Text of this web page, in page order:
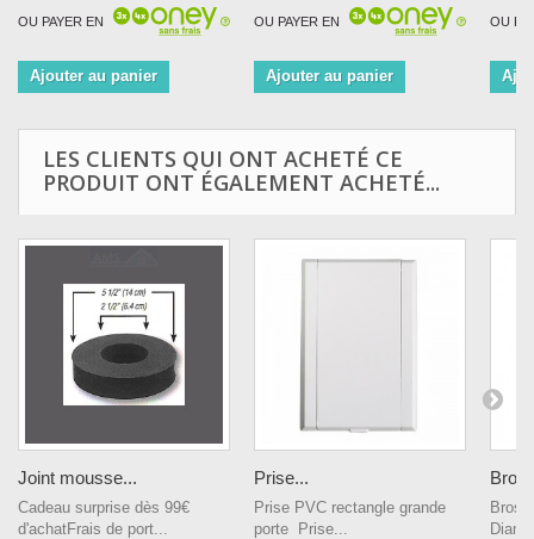
OU PAYER EN
Ajouter au panier
OU PAYER EN
Ajouter au panier
OU
LES CLIENTS QUI ONT ACHETÉ CE
PRODUIT ONT ÉGALEMENT ACHETÉ...
Joint mousse...
Cadeau surprise dès 99€
d'achatFrais de port...
Prise...
Prise PVC rectangle grande
porte Prise...